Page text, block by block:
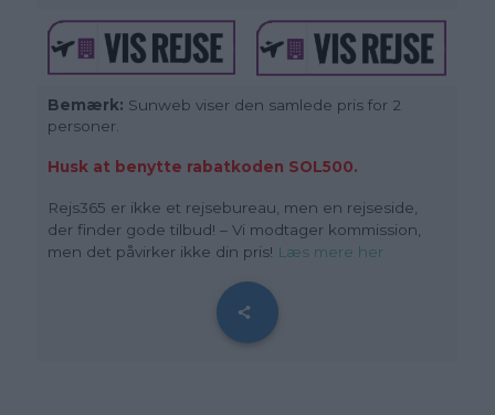
Bemærk: Sunweb viser den samlede pris for 2
personer.
Husk at benytte rabatkoden SOL500.
Rejs365 er ikke et rejsebureau, men en rejseside,
der finder gode tilbud! – Vi modtager kommission,
men det påvirker ikke din pris! Læs mere her